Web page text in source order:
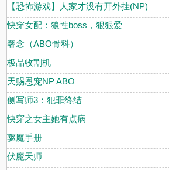
【恐怖游戏】人家才没有开外挂(NP)
快穿女配：狼性boss，狠狠爱
奢念（ABO骨科）
极品收割机
天赐恩宠NP ABO
侧写师3：犯罪终结
快穿之女主她有点病
驱魔手册
伏魔天师